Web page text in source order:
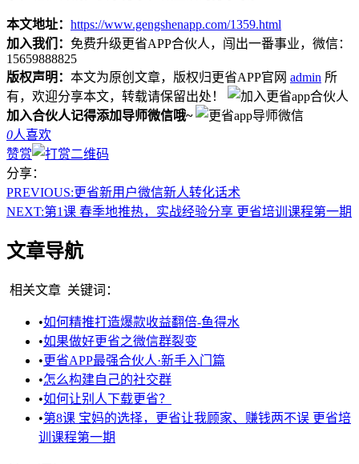
本文地址： https://www.gengshenapp.com/1359.html
加入我们： 免费升级更省APP合伙人，闯出一番事业，微信：
15659888825
版权声明： 本文为原创文章，版权归更省APP官网 admin 所
有，欢迎分享本文，转载请保留出处！
加入合伙人记得添加导师微信哦~
0人喜欢
赞赏
分享：
PREVIOUS:更省新用户微信新人转化话术
NEXT:第1课 春季地推热，实战经验分享 更省培训课程第一期
文章导航
相关文章 关键词：
•如何精推打造爆款收益翻倍-鱼得水
•如果做好更省之微信群裂变
•更省APP最强合伙人·新手入门篇
•怎么构建自己的社交群
•如何让别人下载更省？
•第8课 宝妈的选择，更省让我顾家、赚钱两不误 更省培
训课程第一期